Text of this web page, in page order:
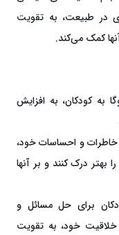
در طبیعت، به تقویت
کمک می‌کند.
به کودکان، به افزایش
و احساسات خود،
بهتر درک کنند و بر آنها
برای حل مسائل و
خلاقیت خود، به تقویت